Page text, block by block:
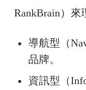
RankBrain）來
導航型（
品牌。
資訊型（